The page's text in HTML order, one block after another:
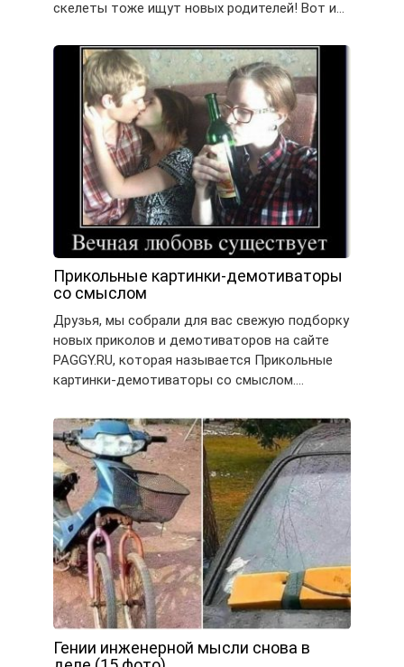
скелеты тоже ищут новых родителей! Вот и…
Прикольные картинки-демотиваторы
со смыслом
Друзья, мы собрали для вас свежую подборку
новых приколов и демотиваторов на сайте
PAGGY.RU, которая называется Прикольные
картинки-демотиваторы со смыслом….
Гении инженерной мысли снова в